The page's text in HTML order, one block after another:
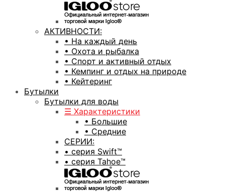
АКТИВНОСТИ:
• На каждый день
• Охота и рыбалка
• Спорт и активный отдых
• Кемпинг и отдых на природе
• Кейтеринг
Бутылки
Бутылки для воды
☰ Характеристики
• Большие
• Средние
СЕРИИ:
• серия Swift™
• серия Tahoe™